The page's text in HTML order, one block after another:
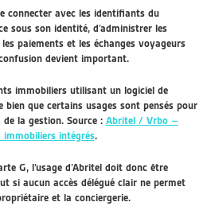
connecter avec les identifiants du
sous son identité, d’administrer les
paiements et les échanges voyageurs
devient important.
immobiliers utilisant un logiciel de
que certains usages sont pensés pour
la gestion. Source : Abritel / Vrbo –
intégrés.
G, l’usage d’Abritel doit donc être
si aucun accès délégué clair ne permet
et la conciergerie.